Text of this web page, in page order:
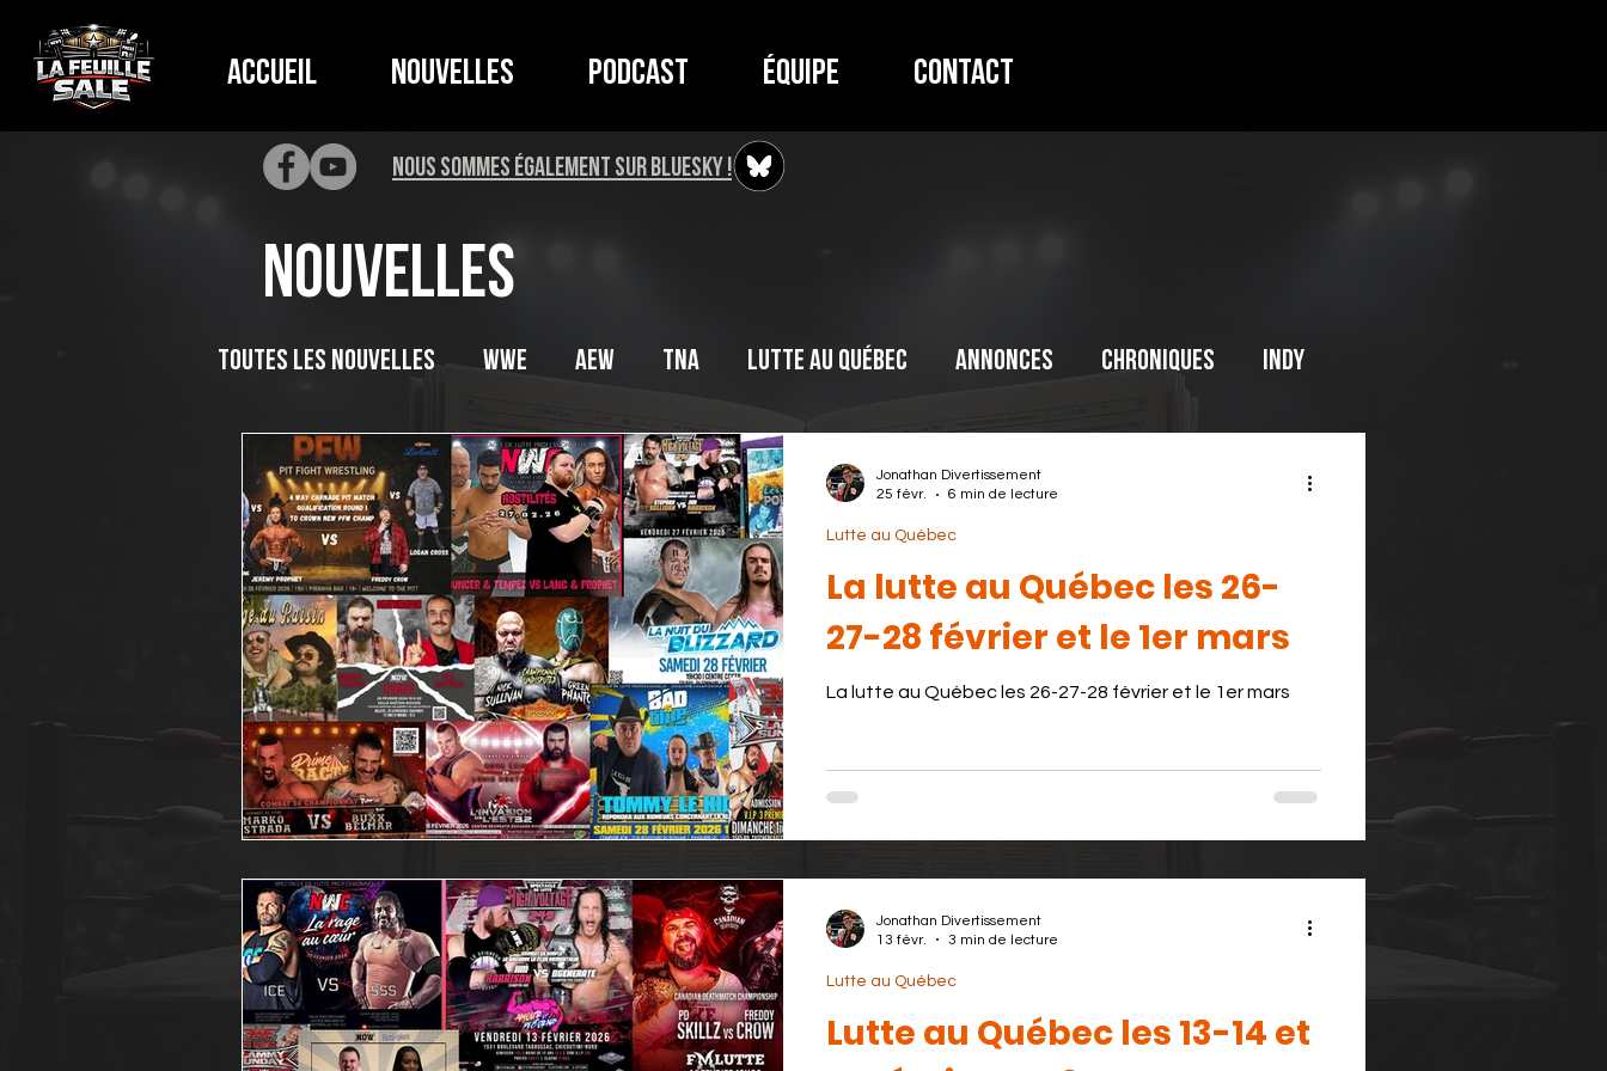
Accueil Nouvelles Podcast Équipe Contact
Nouvelles
Toutes les nouvelles WWE AEW TNA Lutte au Québec Annonces Chroniques INDY
La lutte au Québec les 26-
27-28 février et le 1er mars
La lutte au Québec les 26-27-28 février et le 1er mars
Lutte au Québec
Jonathan Divertissement
25 févr.
6 min de lecture
Lutte au Québec les 13-14 et
Lutte au Québec
Jonathan Divertissement
13 févr.
3 min de lecture
NOUS SOMMES ÉGALEMENT SUR BLUESKY !